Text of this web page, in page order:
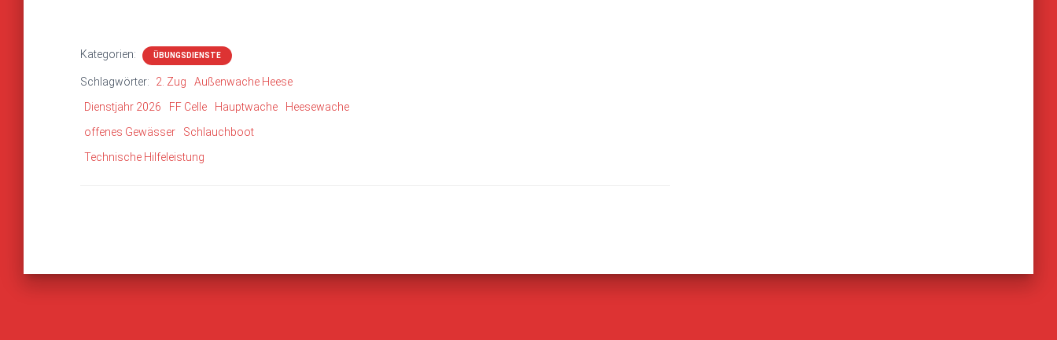
Kategorien: ÜBUNGSDIENSTE
Schlagwörter: 2. Zug
Außenwache Heese
Dienstjahr 2026
FF Celle Hauptwache
Heesewache
offenes Gewässer
Schlauchboot
Technische Hilfeleistung